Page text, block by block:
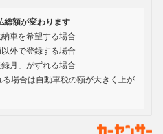
総額が変わります
車を希望する場合
外で登録する場合
月」がずれる場合
る場合は自動車税の額が大きく上が